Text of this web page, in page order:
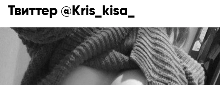
Твиттер @Kris_kisa_